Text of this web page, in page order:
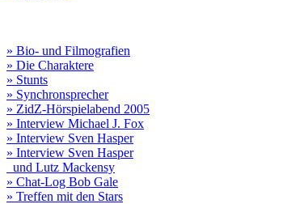
» Bio- und Filmografien
» Die Charaktere
» Stunts
» Synchronsprecher
» ZidZ-Hörspielabend 2005
» Interview Michael J. Fox
» Interview Sven Hasper
» Interview Sven Hasper
und Lutz Mackensy
» Chat-Log Bob Gale
» Treffen mit den Stars